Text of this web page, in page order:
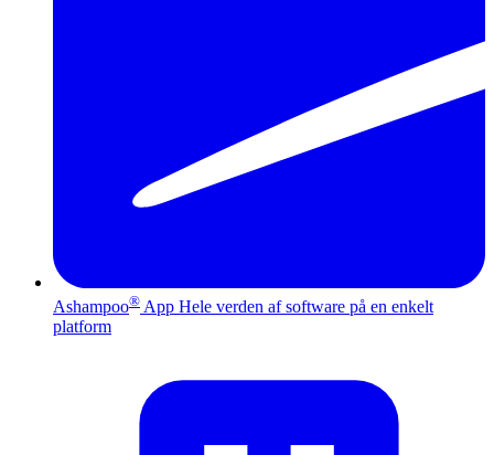
Ashampoo® App Hele verden af software på en enkelt
platform